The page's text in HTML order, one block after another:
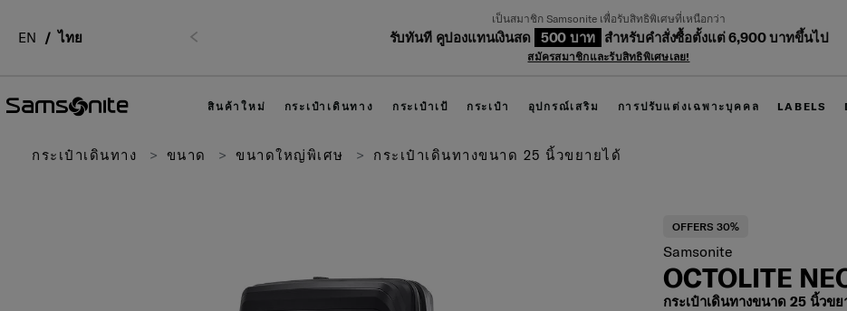
EN ไทย
เป็นสมาชิก Samsonite เพื่อรับสิทธิพิเศษที่เหนือกว่า
รับทันที คูปองแทนเงินสด 500 บาท สำหรับคำสั่งซื้อตั้งแต่ 6,900 บาทขึ้นไป
สมัครสมาชิกและรับสิทธิพิเศษเลย!
สินค้าใหม่ กระเป๋าเดินทาง กระเป๋าเป้ กระเป๋า อุปกรณ์เสริม การปรับแต่งเฉพาะบุคคล LABELS
กระเป๋าเดินทาง ขนาด ขนาดใหญ่พิเศษ กระเป๋าเดินทางขนาด 25 นิ้วขยายได้
OFFERS 30%
Samsonite
OCTOLITE
กระเป๋าเดินทางขนาด 25 นิ้วข